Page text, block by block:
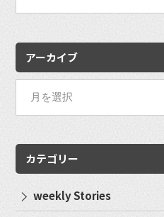
アーカイブ
カテゴリー
weekly Stories